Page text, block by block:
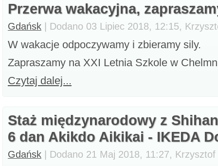
Przerwa wakacyjna,
Gdańsk | Dodano 03 Lipiec 2018, 12:15,
W wakacje odpoczywamy i zbieramy sily.
Zapraszamy na XXI Letnia Szkole w
Czytaj dalej...
Staż międzynarodowy z
6 dan Akikdo Aikikai - IKEDA
Gdańsk | Dodano 21 Maj 2018, 11:27, Krzysztof